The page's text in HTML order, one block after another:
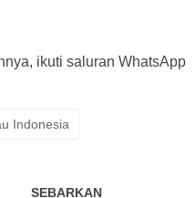
ikuti saluran WhatsApp
Indonesia
SEBARKAN